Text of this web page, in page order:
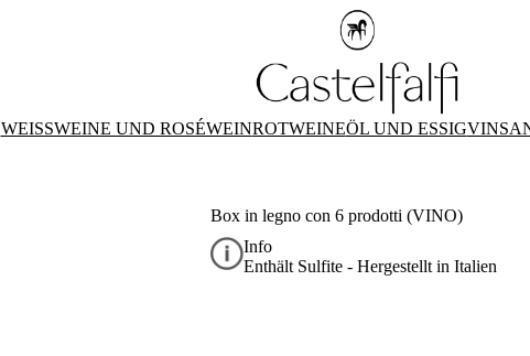
WEISSWEINE UND ROSÉWEINROTWEINEÖL UND ESSIG
Box in legno con 6 prodotti (VINO)
Info
Enthält Sulfite - Hergestellt in Italien